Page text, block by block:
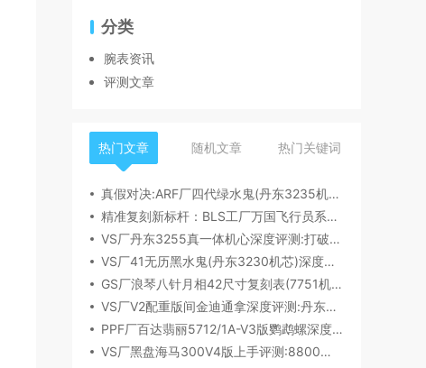
分类
腕表资讯
评测文章
热门文章 随机文章 热门关键词
真假对决:ARF厂四代绿水鬼(丹东3235机芯)深度评测
精准复刻新标杆：BLS工厂万国飞行员系列41mm新品首发解析
VS厂丹东3255真一体机心深度评测:打破市场乱象,重塑复刻机芯新标杆​
VS厂41无历黑水鬼(丹东3230机芯)深度评测:性能与破绽全解析
GS厂浪琴八针月相42尺寸复刻表(7751机芯)细节全析
VS厂V2配重版间金迪通拿深度评测:丹东4131机芯加持下的165克精密之作​
PPF厂百达翡丽5712/1A-V3版鹦鹉螺深度评测:细节升级直击正品
VS厂黑盘海马300V4版上手评测:8800一体机芯加持,复刻天花板实至名归?